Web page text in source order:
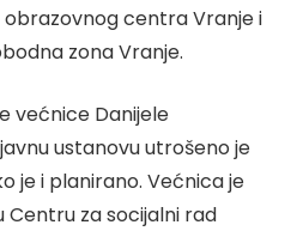
centra Vranje i
zona Vranje.
većnice Danijele
ustanovu utrošeno je
je i planirano. Većnica je
Centru za socijalni rad